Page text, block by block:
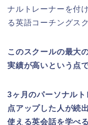
ナルトレーナーを付
る英語コーチングス
このスクールの最大
実績が高いという点で
3ヶ月のパーソナル
点アップした人が続
使える英会話を学べ